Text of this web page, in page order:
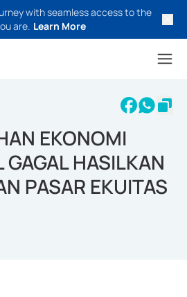
with seamless access to the
are. Learn More
EKONOMI
GAGAL HASILKAN
PASAR EKUITAS